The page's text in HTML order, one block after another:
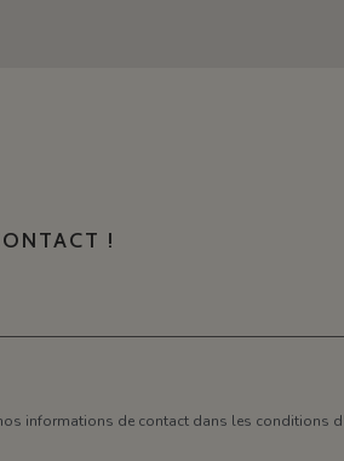
!
informations de contact dans les conditions